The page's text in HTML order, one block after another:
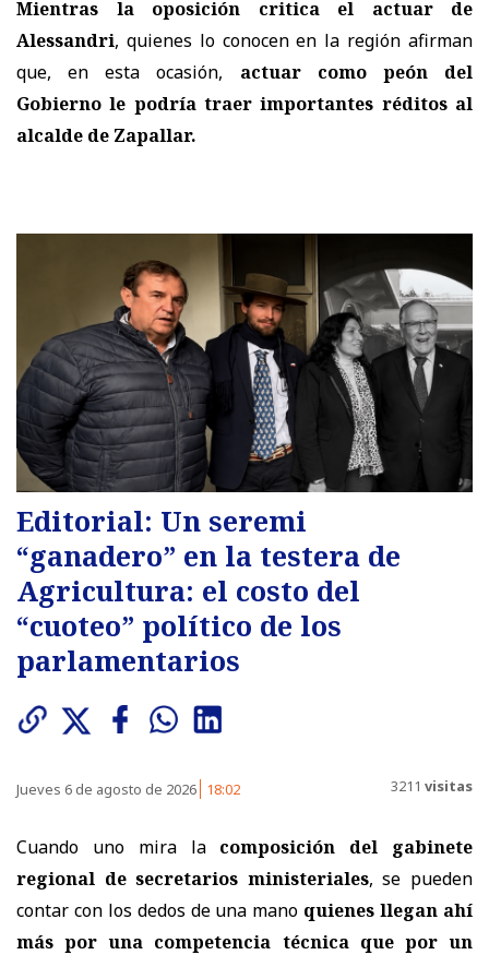
Mientras la oposición critica el actuar de
Alessandri, quienes lo conocen en la región afirman
que, en esta ocasión, actuar como peón del
Gobierno le podría traer importantes réditos al
alcalde de Zapallar.
Editorial: Un seremi
“ganadero” en la testera de
Agricultura: el costo del
“cuoteo” político de los
parlamentarios
Jueves 6 de agosto de 2026 18:02 3211 visitas
Cuando uno mira la composición del gabinete
regional de secretarios ministeriales, se pueden
contar con los dedos de una mano quienes llegan ahí
más por una competencia técnica que por un